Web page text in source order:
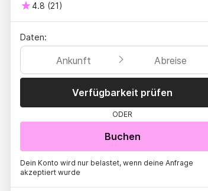
4.8 (21)
Daten:
Ankunft Abreise
Verfügbarkeit prüfen
ODER
Buchen
Dein Konto wird nur belastet, wenn deine Anfrage
akzeptiert wurde